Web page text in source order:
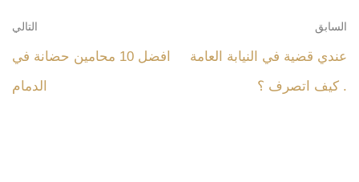
السابق
عندي قضية في النيابة العامة
. كيف اتصرف ؟
التالي
افضل 10 محامين حضانة في
الدمام